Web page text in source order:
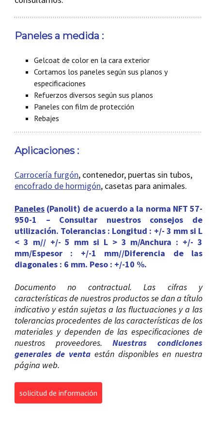
Paneles a medida :
Gelcoat de color en la cara exterior
Cortamos los paneles según sus planos y
especificaciones
Refuerzos diversos según sus planos
Paneles con film de protección
Rebajes
Aplicaciones :
Carrocería furgón, contenedor, puertas sin tubos,
encofrado de hormigón, casetas para animales.
Paneles (Panolit) de acuerdo a la norma NFT 57-
950-1 – Consultar nuestros consejos de
utilización. Tolerancias : Longitud : +/- 3 mm si L
< 3 m// +/- 5 mm si L > 3 m/Anchura : +/- 3
mm/Espesor : +/-1 mm//Diferencia de las
diagonales : 6 mm. Peso : +/-10 %.
Documento no contractual. Las cifras y
características de nuestros productos se dan a título
indicativo y están sujetas a las fluctuaciones y a las
tolerancias procedentes de las características de los
materiales y dependen de las especificaciones de
nuestros proveedores.Nuestras condiciones
generales de venta están disponibles en nuestra
página web.
solicitud de información